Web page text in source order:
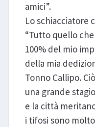
amici”.
Lo schiacciatore
“Tutto quello
100% del mio
della mia
Tonno Callipo.
una grande
e la città
i tifosi sono